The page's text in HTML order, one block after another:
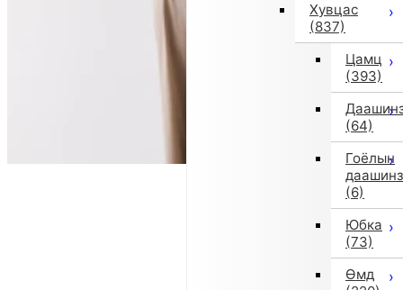
Хувцас
(837)
Цамц
(393)
(64)
Гоёлын
даашинз
(6)
Юбка
(73)
Өмд